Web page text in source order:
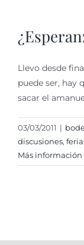
Llevo desde
puede ser, hay
sacar el
03/03/2011 |
discusiones,
Más información